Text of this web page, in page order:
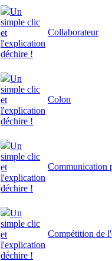
Un
simple clic
et
l'explication
déchire !
Collaborateur
Un
simple clic
et
l'explication
déchire !
Colon
Un
simple clic
et
l'explication
déchire !
Communication
Un
simple clic
et
l'explication
déchire !
Compétition de